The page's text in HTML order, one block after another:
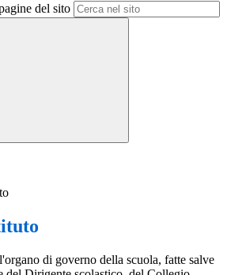
del sito
di governo della scuola, fatte salve